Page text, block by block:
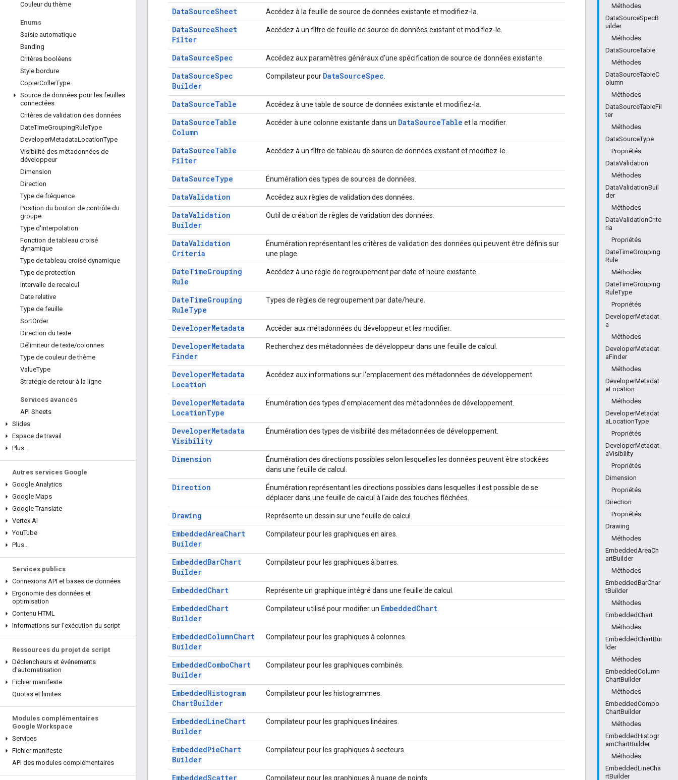
Couleur du thème
Enums
Saisie automatique
Banding
Critères booléens
Style bordure
CopierCollerType
Source de données pour les feuilles
connectées
Critères de validation des données
DateTimeGroupingRuleType
DeveloperMetadataLocationType
Visibilité des métadonnées de
développeur
Dimension
Direction
Type de fréquence
Position du bouton de contrôle du
groupe
Type d'interpolation
Fonction de tableau croisé
dynamique
Type de tableau croisé dynamique
Type de protection
Intervalle de recalcul
Date relative
Type de feuille
SortOrder
Direction du texte
Délimiteur de texte/colonnes
Type de couleur de thème
ValueType
Stratégie de retour à la ligne
Services avancés
API Sheets
Slides
Espace de travail
Plus...
Autres services Google
Google Analytics
Google Maps
Google Translate
Vertex AI
YouTube
Plus...
Services publics
Connexions API et bases de données
Ergonomie des données et
optimisation
Contenu HTML
Informations sur l'exécution du script
Ressources du projet de script
Déclencheurs et événements
d'automatisation
Fichier manifeste
Quotas et limites
Modules complémentaires
Google Workspace
Services
Fichier manifeste
API des modules complémentaires
Méthodes
DataSourceSpecB
uilder
Méthodes
DataSourceTable
Méthodes
DataSourceTableC
olumn
Méthodes
DataSourceTableFil
ter
Méthodes
DataSourceType
Propriétés
DataValidation
Méthodes
DataValidationBuil
der
Méthodes
DataValidationCrite
ria
Propriétés
DateTimeGrouping
Rule
Méthodes
DateTimeGrouping
RuleType
Propriétés
DeveloperMetadat
a
Méthodes
DeveloperMetadat
aFinder
Méthodes
DeveloperMetadat
aLocation
Méthodes
DeveloperMetadat
aLocationType
Propriétés
DeveloperMetadat
aVisibility
Propriétés
Dimension
Propriétés
Direction
Propriétés
Drawing
Méthodes
EmbeddedAreaCh
artBuilder
Méthodes
EmbeddedBarChar
tBuilder
Méthodes
EmbeddedChart
Méthodes
EmbeddedChartBui
lder
Méthodes
EmbeddedColumn
ChartBuilder
Méthodes
EmbeddedCombo
ChartBuilder
Méthodes
EmbeddedHistogr
amChartBuilder
Méthodes
EmbeddedLineCha
rtBuilder
DataSourceSheet Accédez à la feuille de source de données existante et modifiez-la.
DataSourceSheet
Filter
Accédez à un filtre de feuille de source de données existant et modifiez-le.
DataSourceSpec Accédez aux paramètres généraux d'une spécification de source de données existante.
DataSourceSpec
Builder
Compilateur pour DataSourceSpec
DataSourceTable Accédez à une table de source de données existante et modifiez-la.
DataSourceTable
Column
Accéder à une colonne existante dans un DataSourceTable et la modifier.
DataSourceTable
Filter
Accédez à un filtre de tableau de source de données existant et modifiez-le.
DataSourceType Énumération des types de sources de données.
DataValidation Accédez aux règles de validation des données.
DataValidation
Builder
Outil de création de règles de validation des données.
DataValidation
Criteria
Énumération représentant les critères de validation des données qui peuvent être définis sur
une plage.
DateTimeGrouping
Rule
Accédez à une règle de regroupement par date et heure existante.
DateTimeGrouping
RuleType
Types de règles de regroupement par date/heure.
DeveloperMetadata Accéder aux métadonnées du développeur et les modifier.
DeveloperMetadata
Finder
Recherchez des métadonnées de développeur dans une feuille de calcul.
DeveloperMetadata
Location
Accédez aux informations sur l'emplacement des métadonnées de développement.
DeveloperMetadata
LocationType
Énumération des types d'emplacement des métadonnées de développement.
DeveloperMetadata
Visibility
Énumération des types de visibilité des métadonnées de développement.
Dimension
Énumération des directions possibles selon lesquelles les données peuvent être stockées
dans une feuille de calcul.
Direction
Énumération représentant les directions possibles dans lesquelles il est possible de se
déplacer dans une feuille de calcul à l'aide des touches fléchées.
Drawing Représente un dessin sur une feuille de calcul.
EmbeddedAreaChart
Builder
Compilateur pour les graphiques en aires.
EmbeddedBarChart
Builder
Compilateur pour les graphiques à barres.
EmbeddedChart Représente un graphique intégré dans une feuille de calcul.
EmbeddedChart
Builder
Compilateur utilisé pour modifier un EmbeddedChart
EmbeddedColumnChart
Builder
Compilateur pour les graphiques à colonnes.
EmbeddedComboChart
Builder
Compilateur pour les graphiques combinés.
EmbeddedHistogram
ChartBuilder
Compilateur pour les histogrammes.
EmbeddedLineChart
Builder
Compilateur pour les graphiques linéaires.
EmbeddedPieChart
Builder
Compilateur pour les graphiques à secteurs.
EmbeddedScatter Compilateur pour les graphiques à nuage de points.